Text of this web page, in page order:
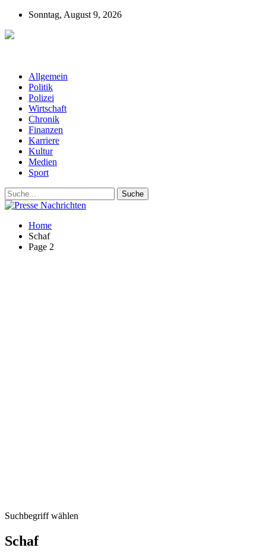
Sonntag, August 9, 2026
Allgemein
Politik
Polizei
Wirtschaft
Chronik
Finanzen
Karriere
Kultur
Medien
Sport
Home
Schaf
Page 2
Suchbegriff wählen
Schaf